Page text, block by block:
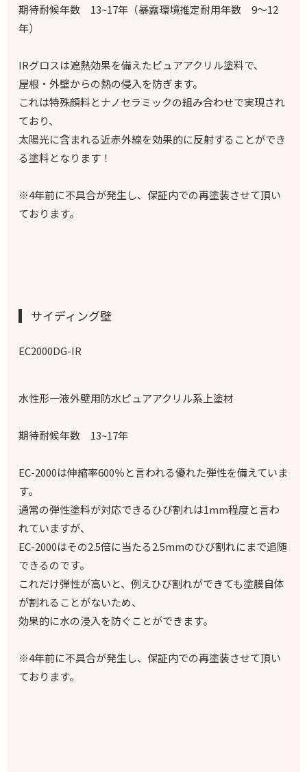
期待耐候年数 13~17年（暴露環境推定耐用年数 9～12
年）
IRグロスは遮熱効果を備えたピュアアクリル塗料で、
屋根・外壁からの熱の侵入を防ぎます。
これは特殊顔料とナノセラミックの組み合わせで実現され
ており、
太陽光に含まれる近赤外線を効果的に反射することができ
る塗料となります！
※4年前に不具合が発生し、保証内での再塗装させて頂い
ております。
サイディング壁
EC2000DG-IR
水性形一液外壁用防水ピュアアクリル系上塗材
期待耐候年数 13~17年
EC-2000は伸縮率600％と言われる優れた弾性を備えていま
す。
通常の弾性塗料が対応できるひび割れは1mm程度と言わ
れていますが、
EC-2000はその2.5倍に当たる2.5mmのひび割れにまで追随
できるのです。
これだけ弾性が高いと、例えひび割れができても塗膜自体
が割れることがないため、
効果的に水の浸入を防ぐことができます。
※4年前に不具合が発生し、保証内での再塗装させて頂い
ております。